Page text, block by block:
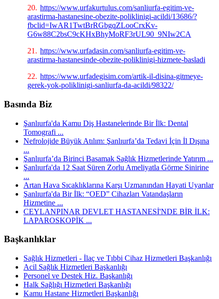
20. https://www.urfakurtulus.com/sanliurfa-egitim-ve-
arastirma-hastanesine-obezite-poliklinigi-acildi/13686/?
fbclid=IwAR1TwtBrRGbgqZLooCrxKv-
G6w88C2bsC9cKHxBhyMoRF3rUL90_9NIw2CA
21. https://www.urfadasin.com/sanliurfa-egitim-ve-
arastirma-hastanesinde-obezite-poliklinigi-hizmete-basladi
22. https://www.urfadegisim.com/artik-il-disina-gitmeye-
gerek-yok-poliklinigi-sanliurfa-da-acildi/98322/
Basında Biz
Şanlıurfa'da Kamu Diş Hastanelerinde Bir İlk: Dental
Tomografi ...
Nefrolojide Büyük Atılım: Şanlıurfa’da Tedavi İçin İl Dışına
...
Şanlıurfa’da Birinci Basamak Sağlık Hizmetlerinde Yatırım ...
Şanlıurfa'da 12 Saat Süren Zorlu Ameliyatla Görme Sinirine
...
Artan Hava Sıcaklıklarına Karşı Uzmanından Hayati Uyarılar
Şanlıurfa'da Bir İlk: “OED” Cihazları Vatandaşların
Hizmetine ...
CEYLANPINAR DEVLET HASTANESİ'NDE BİR İLK:
LAPAROSKOPİK ...
Başkanlıklar
Sağlık Hizmetleri - İlaç ve Tıbbi Cihaz Hizmetleri Başkanlığı
Acil Sağlık Hizmetleri Başkanlığı
Personel ve Destek Hiz. Başkanlığı
Halk Sağlığı Hizmetleri Başkanlığı
Kamu Hastane Hizmetleri Başkanlığı